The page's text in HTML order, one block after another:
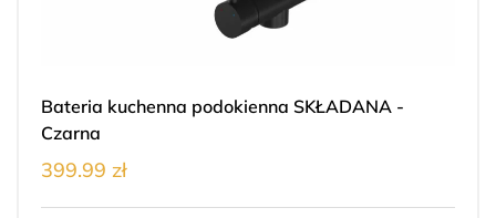
Bateria kuchenna podokienna SKŁADANA -
Czarna
399.99 zł